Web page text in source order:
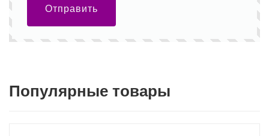
Отправить
Популярные товары